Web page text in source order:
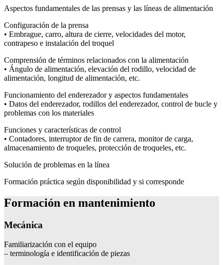
Aspectos fundamentales de las prensas y las líneas de alimentación
Configuración de la prensa
• Embrague, carro, altura de cierre, velocidades del motor,
contrapeso e instalación del troquel
Comprensión de términos relacionados con la alimentación
• Ángulo de alimentación, elevación del rodillo, velocidad de
alimentación, longitud de alimentación, etc.
Funcionamiento del enderezador y aspectos fundamentales
• Datos del enderezador, rodillos del enderezador, control de bucle y
problemas con los materiales
Funciones y características de control
• Contadores, interruptor de fin de carrera, monitor de carga,
almacenamiento de troqueles, protección de troqueles, etc.
Solución de problemas en la línea
Formación práctica según disponibilidad y si corresponde
Formación en mantenimiento
Mecánica
Familiarización con el equipo
– terminología e identificación de piezas